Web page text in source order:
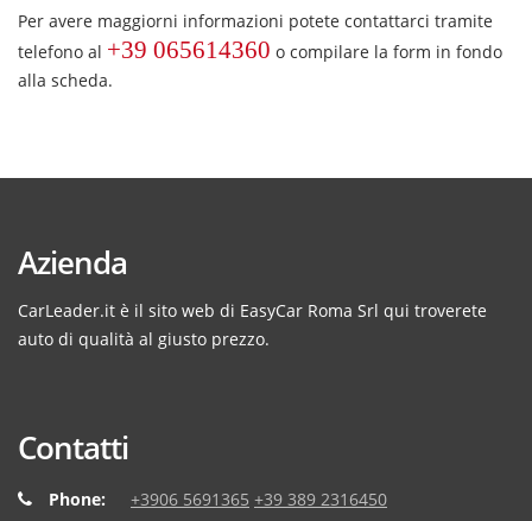
Per avere maggiorni informazioni potete contattarci tramite
telefono al +39 065614360 o compilare la form in fondo
alla scheda.
Azienda
CarLeader.it è il sito web di EasyCar Roma Srl qui troverete
auto di qualità al giusto prezzo.
Contatti
Phone: +3906 5691365 +39 389 2316450